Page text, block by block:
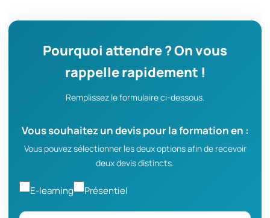
Pourquoi attendre ? On vous
rappelle rapidement !
Remplissez le formulaire ci-dessous.
Vous souhaitez un devis pour la formation en :
Vous pouvez sélectionner les deux options afin de recevoir
deux devis distincts.
E-learning Présentiel